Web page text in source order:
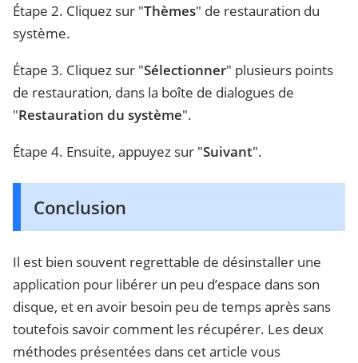
Étape 2. Cliquez sur "Thèmes" de restauration du
système.
Étape 3. Cliquez sur "Sélectionner" plusieurs points
de restauration, dans la boîte de dialogues de
"Restauration du système".
Étape 4. Ensuite, appuyez sur "Suivant".
Conclusion
Il est bien souvent regrettable de désinstaller une
application pour libérer un peu d’espace dans son
disque, et en avoir besoin peu de temps après sans
toutefois savoir comment les récupérer. Les deux
méthodes présentées dans cet article vous